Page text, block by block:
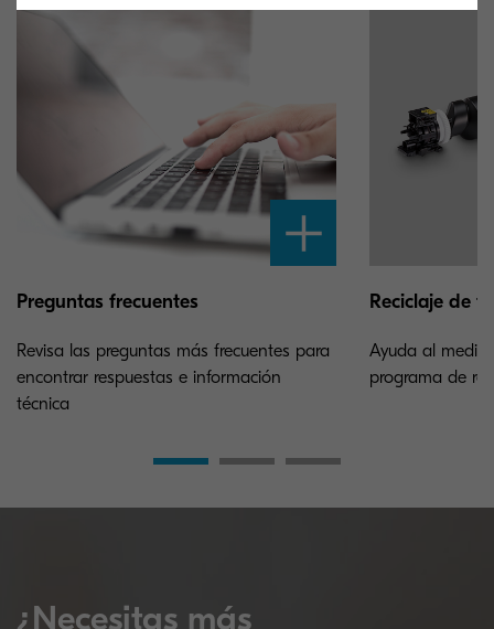
Preguntas frecuentes
Revisa las preguntas más frecuentes para
encontrar respuestas e información
técnica
Reciclaje de
Ayuda al
programa de
¿Necesitas más